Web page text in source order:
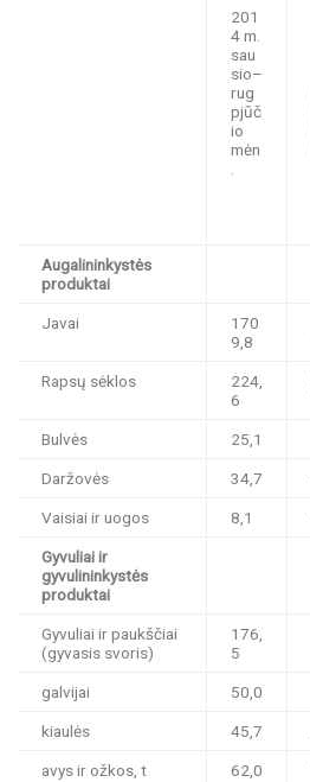
201
4 m.
sau
sio–
rug
pjūč
io
mėn
.
Augalininkystės
produktai
Javai
170
9,8
Rapsų sėklos
224,
6
Bulvės 25,1
Daržovės 34,7
Vaisiai ir uogos 8,1
Gyvuliai ir
gyvulininkystės
produktai
Gyvuliai ir paukščiai
(gyvasis svoris)
176,
5
galvijai 50,0
kiaulės 45,7
avys ir ožkos, t 62,0